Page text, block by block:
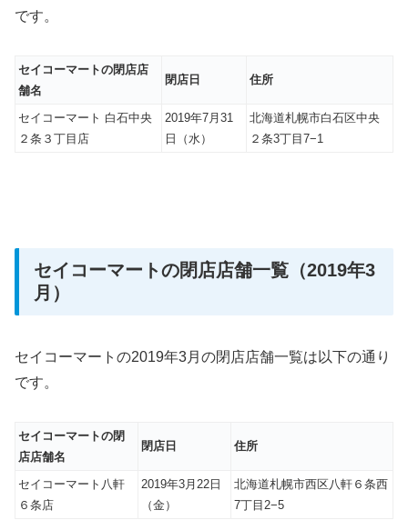
です。
セイコーマートの閉店店
舗名
閉店日 住所
セイコーマート 白石中央
２条３丁目店
2019年7月31
日（水）
北海道札幌市白石区中央
２条3丁目7−1
セイコーマートの閉店店舗一覧（2019年3
月）
セイコーマートの2019年3月の閉店店舗一覧は以下の通り
です。
セイコーマートの閉
店店舗名
閉店日 住所
セイコーマート八軒
６条店
2019年3月22日
（金）
北海道札幌市西区八軒６条西
7丁目2−5